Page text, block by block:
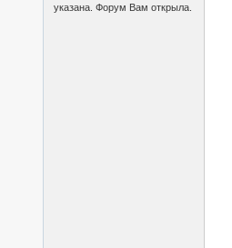
указана. Форум Вам открыла.